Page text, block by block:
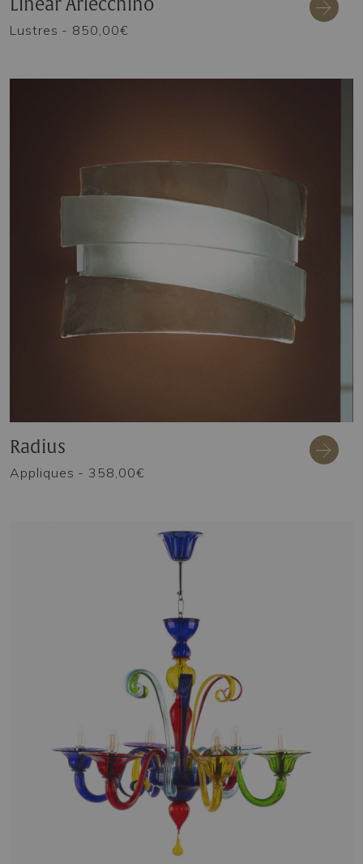
Linear Arlecchino
Lustres - 850,00€
Radius
Appliques - 358,00€